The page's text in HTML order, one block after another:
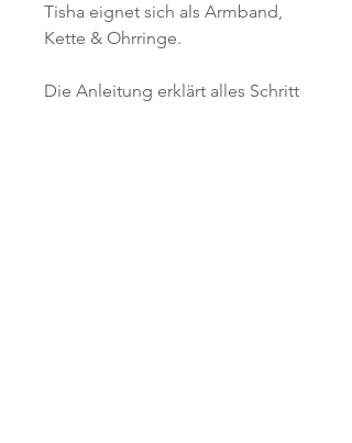
Tisha eignet sich als Armband,
Kette & Ohrringe.
Die Anleitung erklärt alles Schritt